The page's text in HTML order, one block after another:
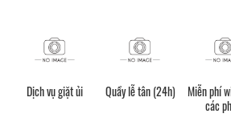
Dịch vụ giặt ủi Quầy lễ tân (24h)
Miễn phí
các